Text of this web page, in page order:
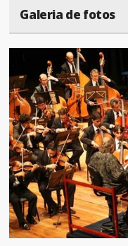
Galeria de fotos